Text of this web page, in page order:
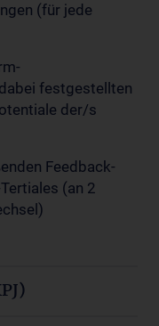
(für jede
festgestellten
der/s
Feedback-
(an 2